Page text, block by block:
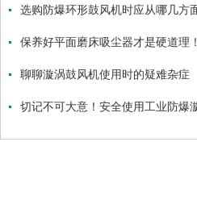
保养好平面磨床吸尘器才是硬道理！
聊聊漩涡鼓风机使用时的疑难杂症